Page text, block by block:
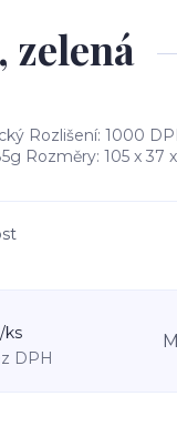
zelená
Rozlišení: 1000
Rozměry: 105 x 37
/ks
DPH